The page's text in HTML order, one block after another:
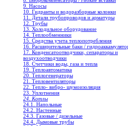
9. Насосы
10. Гидранты и водоразборные колонки
11. Детали трубопроводов и арматуры
12. Трубы
13. Холодильное oборудование
14. Теплообменники
15. Средства учета теплопотребления
16. Расширительные баки /
17. Конденсатоотводчики, сепараторы и
воздухоотводчики
18. Счетчики воды, газа и тепла
19. Теплоавтоматика
20. Теплогенераторы
21. Тепловентиляторы
22. Тепло- вибро- шумоизоляция
23. Уплотнения
24. Котлы
24.1. Напольные
24.2. Настенные
24.3. Газовые / дизельные
24.4. Дымовые трубы